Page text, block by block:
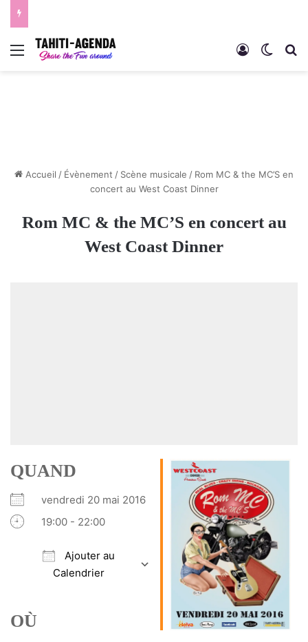
Menu Connexion
Accueil / Évènement / Scène musicale / Rom MC & the MC’S en
concert au West Coast Dinner
Rom MC & the MC’S en concert au
West Coast Dinner
QUAND
vendredi 20 mai 2016
19:00 - 22:00
Ajouter au
Calendrier
Outlook Live
OÙ